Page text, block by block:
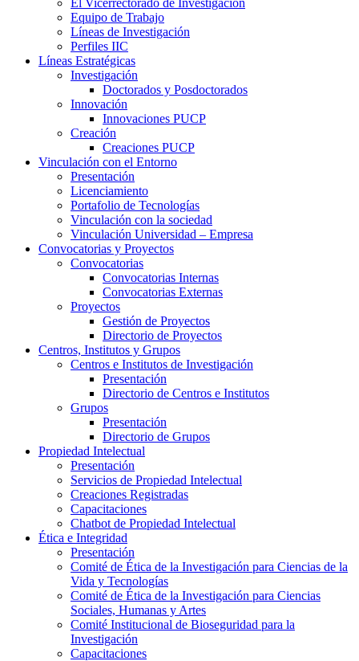
Equipo de Trabajo
Líneas de Investigación
Perfiles IIC
Líneas Estratégicas
Investigación
Doctorados y Posdoctorados
Innovación
Innovaciones PUCP
Creación
Creaciones PUCP
Vinculación con el Entorno
Presentación
Licenciamiento
Portafolio de Tecnologías
Vinculación con la sociedad
Vinculación Universidad – Empresa
Convocatorias y Proyectos
Convocatorias
Convocatorias Internas
Convocatorias Externas
Proyectos
Gestión de Proyectos
Directorio de Proyectos
Centros, Institutos y Grupos
Centros e Institutos de Investigación
Presentación
Directorio de Centros e Institutos
Grupos
Presentación
Directorio de Grupos
Propiedad Intelectual
Presentación
Servicios de Propiedad Intelectual
Creaciones Registradas
Capacitaciones
Chatbot de Propiedad Intelectual
Ética e Integridad
Presentación
Comité de Ética de la Investigación para Ciencias de la
Vida y Tecnologías
Comité de Ética de la Investigación para Ciencias
Sociales, Humanas y Artes
Comité Institucional de Bioseguridad para la
Investigación
Capacitaciones